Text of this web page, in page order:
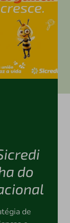
do
de